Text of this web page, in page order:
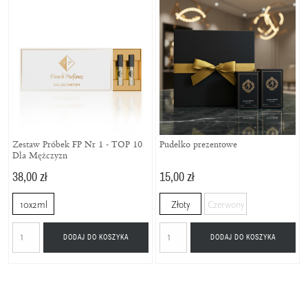
Zestaw Próbek FP Nr 1 - TOP 10
Dla Mężczyzn
38,00 zł
10x2ml
DODAJ DO KOSZYKA
Pudełko prezentowe
15,00 zł
Złoty Czerwony
DODAJ DO KOSZYKA